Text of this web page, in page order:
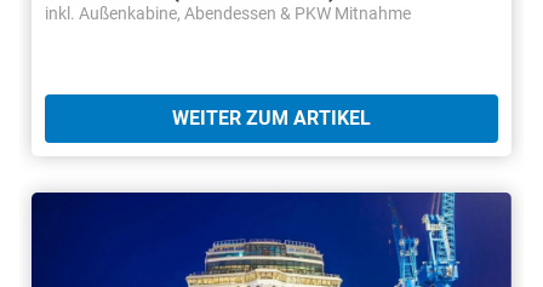
inkl. Außenkabine, Abendessen & PKW Mitnahme
WEITER ZUM ARTIKEL